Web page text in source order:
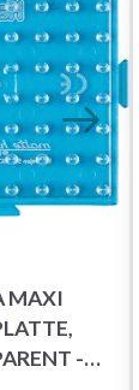
MAXI
-